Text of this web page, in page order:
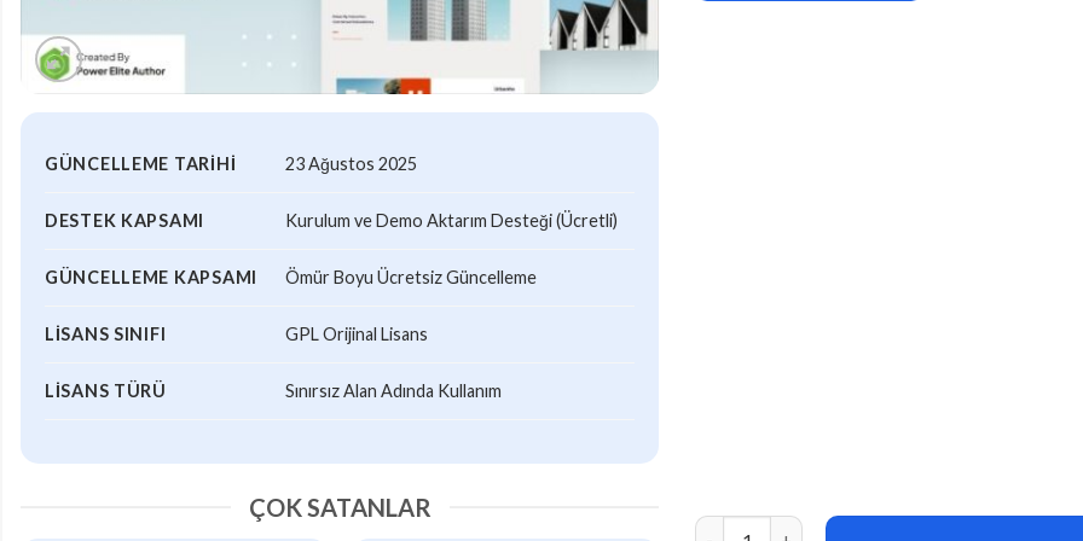
GÜNCELLEME TARIHI 23 Ağustos 2025
DESTEK KAPSAMI Kurulum ve Demo Aktarım Desteği (Ücretli)
GÜNCELLEME KAPSAMI Ömür Boyu Ücretsiz Güncelleme
LISANS SINIFI GPL Orijinal Lisans
LISANS TÜRÜ Sınırsız Alan Adında Kullanım
ÇOK SATANLAR
Urbanite v1.0.0 Architect & Real Estate